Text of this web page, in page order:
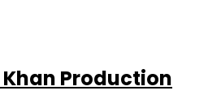
Production